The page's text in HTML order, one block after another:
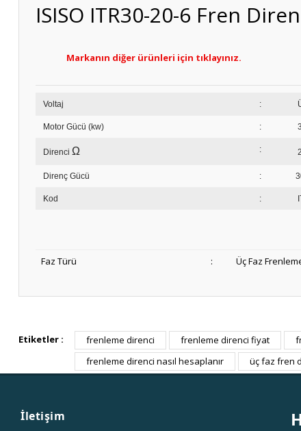
ISISO ITR30-20-6 Fren
Markanın diğer ürünleri için tıklayınız.
Voltaj :
Motor Gücü (kw) :
Direnci Ω :
Direnç Gücü :
Kod :
Faz Türü : Üç Faz
Etiketler : frenleme direnci frenleme direnci fiyat
frenleme direnci nasıl hesaplanır
üç faz fren
İletişim